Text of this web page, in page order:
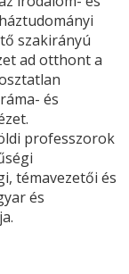
szakirányú
ad otthont a
és
professzorok
témavezetői és
és